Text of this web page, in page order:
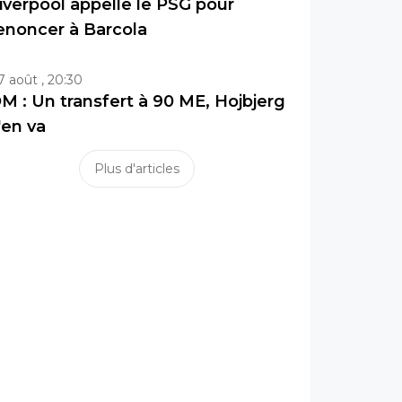
appelle le PSG pour
à Barcola
août , 20:30
: Un transfert à 90 ME, Hojbjerg
va
Plus d'articles